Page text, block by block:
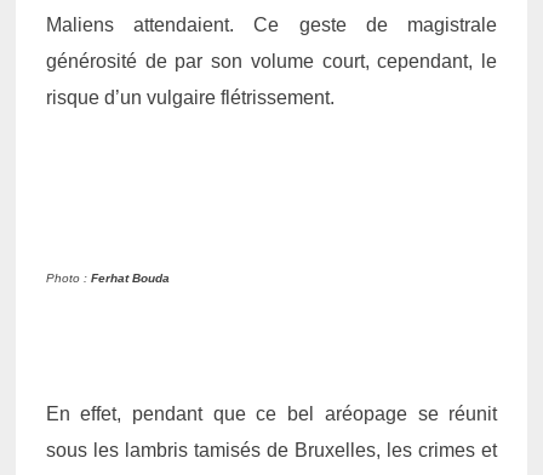
Maliens attendaient. Ce geste de magistrale
générosité de par son volume court, cependant, le
risque d’un vulgaire flétrissement.
Photo : Ferhat Bouda
En effet, pendant que ce bel aréopage se réunit
sous les lambris tamisés de Bruxelles, les crimes et